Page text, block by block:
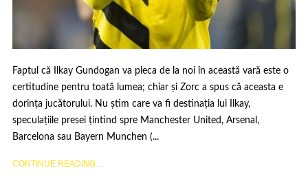
Faptul că Ilkay Gundogan va pleca de la noi în această vară este o
certitudine pentru toată lumea; chiar și Zorc a spus că aceasta e
dorința jucătorului. Nu știm care va fi destinația lui Ilkay,
speculațiile presei țintind spre Manchester United, Arsenal,
Barcelona sau Bayern Munchen (...
CONTINUE READING ...